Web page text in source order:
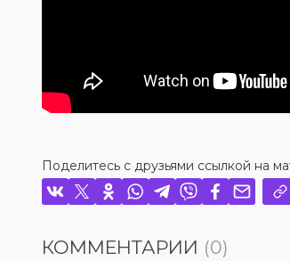
Поделитесь с друзьями ссылкой на
КОММЕНТАРИИ (0)